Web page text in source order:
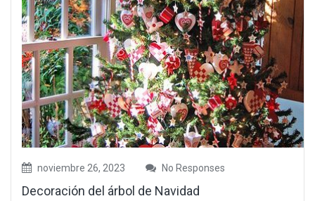
noviembre 26, 2023 No Responses
Decoración del árbol de Navidad